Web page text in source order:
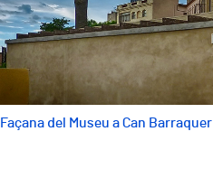
Façana del Museu a Can Barraquer